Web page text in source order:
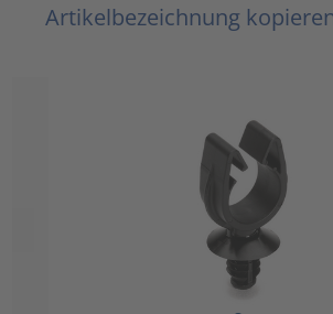
Artikelbezeichnung